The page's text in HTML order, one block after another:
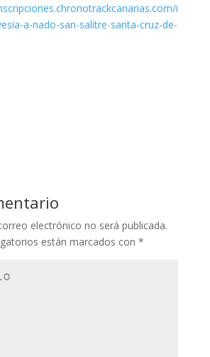
i
a-nado-san-salitre-santa-cruz-de-
electrónico no será publicada.
están marcados con *